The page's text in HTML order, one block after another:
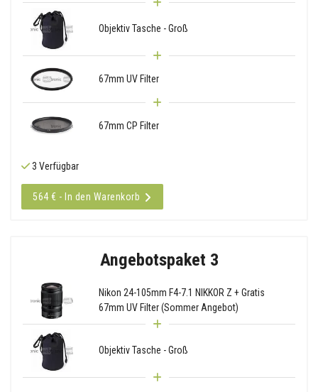
Objektiv Tasche - Groß
67mm UV Filter
67mm CP Filter
3 Verfügbar
564 € - In den Warenkorb
Angebotspaket 3
Nikon 24-105mm F4-7.1 NIKKOR Z + Gratis
67mm UV Filter (Sommer Angebot)
Objektiv Tasche - Groß